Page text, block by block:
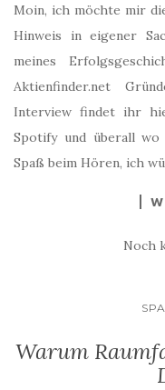
Moin, ich möchte mir
Hinweis in eigener
meines
Aktienfinder.net
Interview findet ihr
Spotify und überall
Spaß beim Hören, ich
Noch
Warum